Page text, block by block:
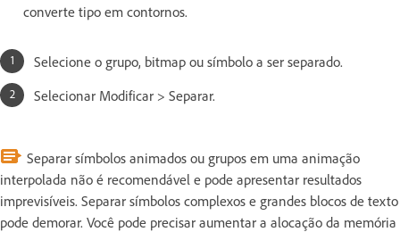
converte tipo em contornos.
Selecione o grupo, bitmap ou símbolo a ser separado.
Selecionar Modificar > Separar.
Separar símbolos animados ou grupos em uma animação
interpolada não é recomendável e pode apresentar resultados
imprevisíveis. Separar símbolos complexos e grandes blocos de texto
pode demorar. Você pode precisar aumentar a alocação da memória